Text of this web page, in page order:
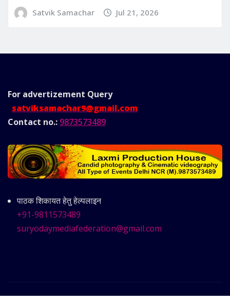
Satvik Samachar Jul 21, 2026
For advertizement Query
satviksamachar9@gmail.com
Contact no.: 9873573489
पाठक शिकायत हेतु हेल्पलाइन
+91-9811573489
suryodaymediafederation@gmail.com